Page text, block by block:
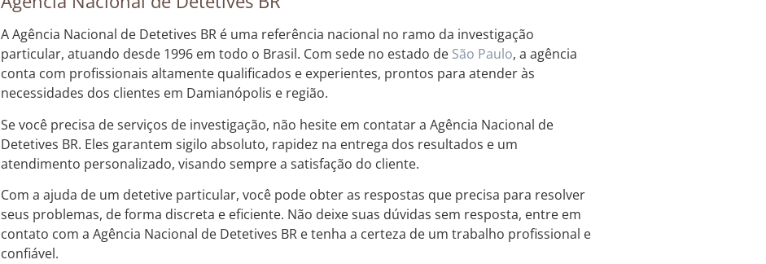
A Agência Nacional de Detetives BR é uma referência nacional no ramo da investigação
particular, atuando desde 1996 em todo o Brasil. Com sede no estado de São Paulo, a agência
conta com profissionais altamente qualificados e experientes, prontos para atender às
necessidades dos clientes em Damianópolis e região.
Se você precisa de serviços de investigação, não hesite em contatar a Agência Nacional de
Detetives BR. Eles garantem sigilo absoluto, rapidez na entrega dos resultados e um
atendimento personalizado, visando sempre a satisfação do cliente.
Com a ajuda de um detetive particular, você pode obter as respostas que precisa para resolver
seus problemas, de forma discreta e eficiente. Não deixe suas dúvidas sem resposta, entre em
contato com a Agência Nacional de Detetives BR e tenha a certeza de um trabalho profissional e
confiável.